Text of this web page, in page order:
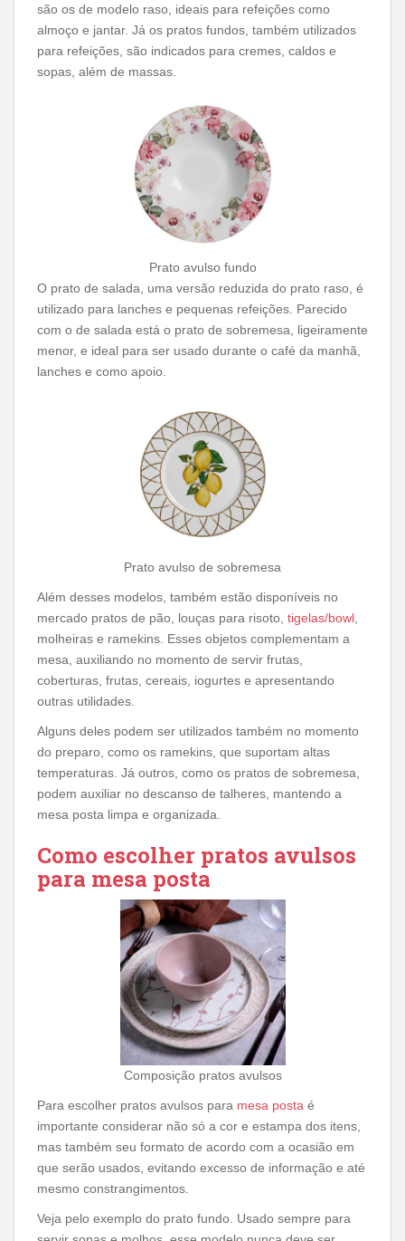
são os de modelo raso, ideais para refeições como
almoço e jantar. Já os pratos fundos, também utilizados
para refeições, são indicados para cremes, caldos e
sopas, além de massas.
Prato avulso fundo
O prato de salada, uma versão reduzida do prato raso, é
utilizado para lanches e pequenas refeições. Parecido
com o de salada está o prato de sobremesa, ligeiramente
menor, e ideal para ser usado durante o café da manhã,
lanches e como apoio.
Prato avulso de sobremesa
Além desses modelos, também estão disponíveis no
mercado pratos de pão, louças para risoto, tigelas/bowl
molheiras e ramekins. Esses objetos complementam a
mesa, auxiliando no momento de servir frutas,
coberturas, frutas, cereais, iogurtes e apresentando
outras utilidades.
Alguns deles podem ser utilizados também no momento
do preparo, como os ramekins, que suportam altas
temperaturas. Já outros, como os pratos de sobremesa,
podem auxiliar no descanso de talheres, mantendo a
mesa posta limpa e organizada.
Como escolher pratos avulsos
para mesa posta
Composição pratos avulsos
Para escolher pratos avulsos para mesa posta é
importante considerar não só a cor e estampa dos itens,
mas também seu formato de acordo com a ocasião em
que serão usados, evitando excesso de informação e até
mesmo constrangimentos.
Veja pelo exemplo do prato fundo. Usado sempre para